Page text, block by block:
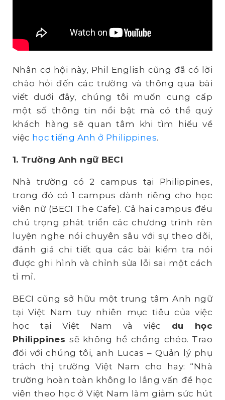
Nhân cơ hội này, Phil English cũng đã có lời
chào hỏi đến các trường và thông qua bài
viết dưới đây, chúng tôi muốn cung cấp
một số thông tin nổi bật mà có thể quý
khách hàng sẽ quan tâm khi tìm hiểu về
việc học tiếng Anh ở Philippines.
1. Trường Anh ngữ BECI
Nhà trường có 2 campus tại Philippines,
trong đó có 1 campus dành riêng cho học
viên nữ (BECI The Cafe). Cả hai campus đều
chú trọng phát triển các chương trình rèn
luyện nghe nói chuyên sâu với sự theo dõi,
đánh giá chi tiết qua các bài kiểm tra nói
được ghi hình và chỉnh sửa lỗi sai một cách
tỉ mỉ.
BECI cũng sở hữu một trung tâm Anh ngữ
tại Việt Nam tuy nhiên mục tiêu của việc
học tại Việt Nam và việc du học
Philippinessẽ không hề chồng chéo. Trao
đổi với chúng tôi, anh Lucas – Quản lý phụ
trách thị trường Việt Nam cho hay: “Nhà
trường hoàn toàn không lo lắng vấn đề học
viên theo học ở Việt Nam làm giảm sức hút